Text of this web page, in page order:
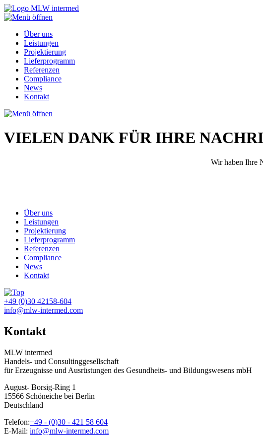
Über uns
Leistungen
Projektierung
Lieferprogramm
Referenzen
Compliance
News
Kontakt
VIELEN DANK FÜR IHRE
Wir haben Ihre
Über uns
Leistungen
Projektierung
Lieferprogramm
Referenzen
Compliance
News
Kontakt
+49 (0)30 42158-604
info@mlw-intermed.com
Kontakt
MLW intermed
Handels- und Consultinggesellschaft
für Erzeugnisse und Ausrüstungen des Gesundheits- und Bildungswesens mbH
August- Borsig-Ring 1
15566 Schöneiche bei Berlin
Deutschland
Telefon:+49 - (0)30 - 421 58 604
E-Mail: info@mlw-intermed.com